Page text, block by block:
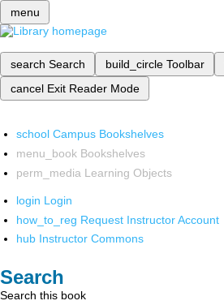
menu
search Search build_circle Toolbar
cancel Exit Reader Mode
school Campus Bookshelves
menu_book Bookshelves
perm_media Learning Objects
login Login
how_to_reg Request Instructor Account
hub Instructor Commons
Search
Search this book